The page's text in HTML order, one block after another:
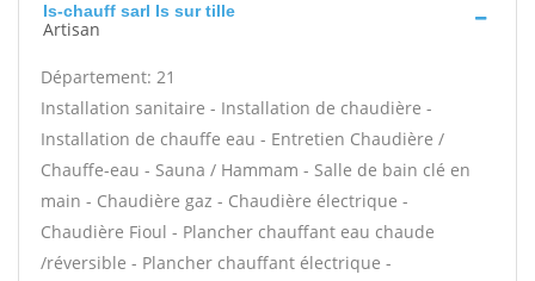
Is-chauff sarl Is sur tille
Artisan
Département: 21
Installation sanitaire - Installation de chaudière -
Installation de chauffe eau - Entretien Chaudière /
Chauffe-eau - Sauna / Hammam - Salle de bain clé en
main - Chaudière gaz - Chaudière électrique -
Chaudière Fioul - Plancher chauffant eau chaude
/réversible - Plancher chauffant électrique -